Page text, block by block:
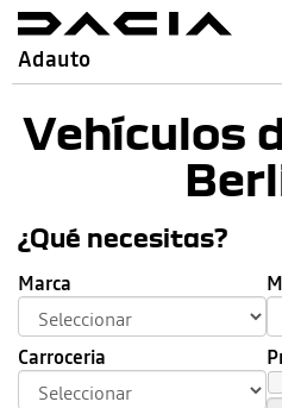
Adauto
Vehículos
¿Qué necesitas?
Marca
Carroceria